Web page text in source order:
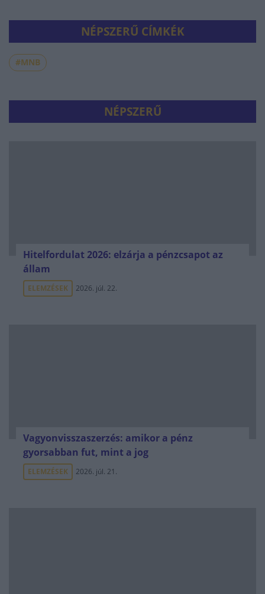
NÉPSZERŰ CÍMKÉK
#MNB
NÉPSZERŰ
Hitelfordulat 2026: elzárja a pénzcsapot az
állam
ELEMZÉSEK 2026. júl. 22.
Vagyonvisszaszerzés: amikor a pénz
gyorsabban fut, mint a jog
ELEMZÉSEK 2026. júl. 21.